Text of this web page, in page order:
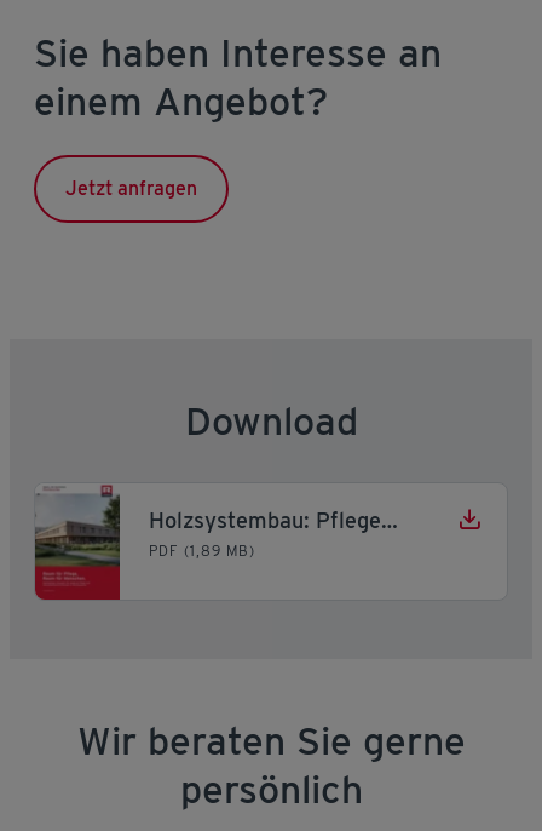
Sie haben Interesse an
einem Angebot?
Jetzt anfragen
Download
Holzsystembau: Pflege- und Gesundheitseinrichtungen
PDF (1,89 MB)
Wir beraten Sie gerne
persönlich